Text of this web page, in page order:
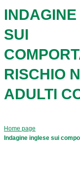
SUI
RISCHIO
ADULTI
Home page
Indagine inglese sui